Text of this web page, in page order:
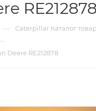
RE212878
— Caterpillar Каталог
Deere RE212878